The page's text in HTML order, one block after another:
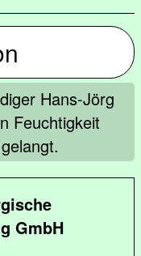
Hans-Jörg
Feuchtigkeit
GmbH